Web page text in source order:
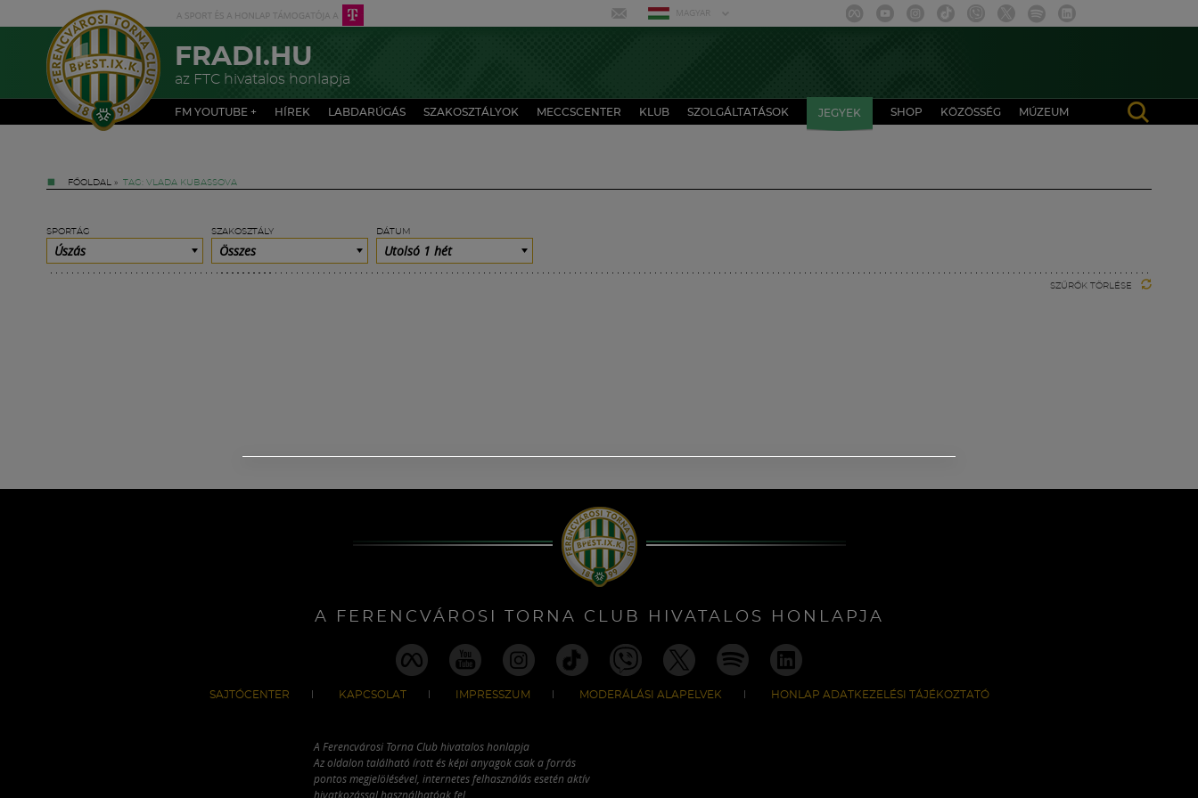
MAGYAR
FRADI.HU
az FTC hivatalos honlapja
FM YOUTUBE + HÍREK LABDARÚGÁS SZAKOSZTÁLYOK MECCSCENTER KLUB SZOLGÁLTATÁSOK JEGYEK SHOP KÖZÖSSÉG MÚZEUM
FŐOLDAL » TAG: VLADA KUBASSOVA
SPORTÁG
Úszás
SZAKOSZTÁLY
Összes
DÁTUM
Utolsó 1 hét
SZŰRŐK TÖRLÉSE
A FERENCVÁROSI TORNA CLUB HIVATALOS HONLAPJA
SAJTÓCENTER KAPCSOLAT IMPRESSZUM MODERÁLÁSI ALAPELVEK HONLAP ADATKEZELÉSI TÁJÉKOZTATÓ
A Ferencvárosi Torna Club hivatalos honlapja
Az oldalon található írott és képi anyagok csak a forrás
pontos megjelölésével, internetes felhasználás esetén aktív
hivatkozással használhatóak fel.